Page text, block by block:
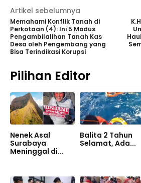
Artikel sebelumnya
Memahami Konflik Tanah di
Perkotaan (4): Ini 5 Modus
Pengambilalihan Tanah Kas
Desa oleh Pengembang yang
Bisa Terindikasi Korupsi
Pilihan Editor
Nenek Asal
Surabaya
Meninggal di...
Balita 2 Tahun
Selamat, Ada...